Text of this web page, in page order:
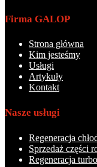
Firma GALOP
Strona główna
Kim jesteśmy
Usługi
Artykuły
Kontakt
Nasze usługi
Regeneracja
Sprzedaż części
Regeneracja